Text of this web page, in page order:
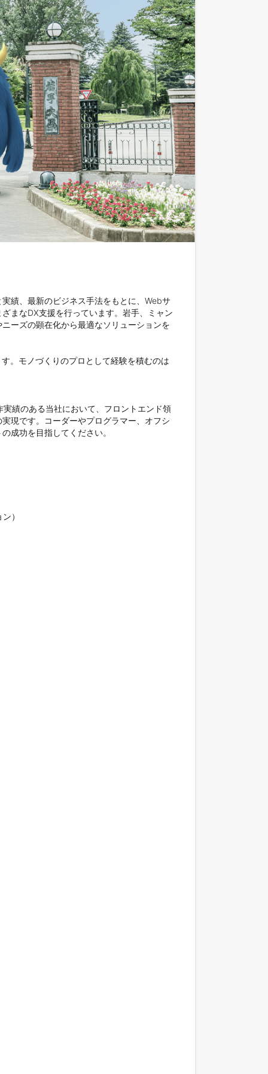
績、最新のビジネス手法をもとに、Webサ
まなDX支援を行っています。岩手、ミャン
ーズの顕在化から最適なソリューションを
。モノづくりのプロとして経験を積むのは
績のある当社において、フロントエンド領
現です。コーダーやプログラマー、オフシ
成功を目指してください。
）